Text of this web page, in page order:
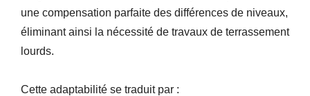
une compensation parfaite des différences de niveaux,
éliminant ainsi la nécessité de travaux de terrassement
lourds.
Cette adaptabilité se traduit par :